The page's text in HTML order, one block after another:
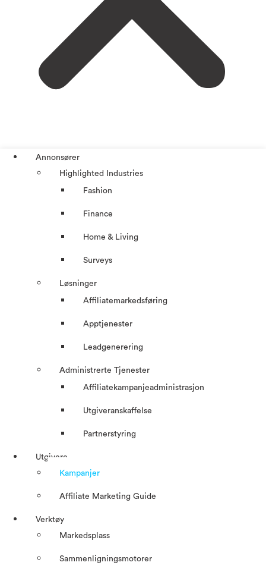
Annonsører
Highlighted Industries
Fashion
Finance
Home & Living
Surveys
Løsninger
Affiliatemarkedsføring
Apptjenester
Leadgenerering
Administrerte Tjenester
Affiliatekampanjeadministrasjon
Utgiveranskaffelse
Partnerstyring
Utgivere
Kampanjer
Affiliate Marketing Guide
Verktøy
Markedsplass
Sammenligningsmotorer